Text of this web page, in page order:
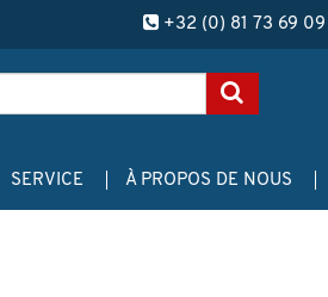
+32 (0) 81 73 69 09
SERVICE À PROPOS DE NOUS